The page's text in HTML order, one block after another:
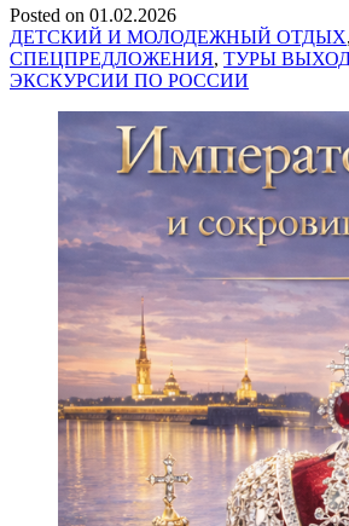
Posted on 01.02.2026
ДЕТСКИЙ И МОЛОДЕЖНЫЙ ОТДЫХ,
СПЕЦПРЕДЛОЖЕНИЯ, ТУРЫ
ЭКСКУРСИИ ПО РОССИИ